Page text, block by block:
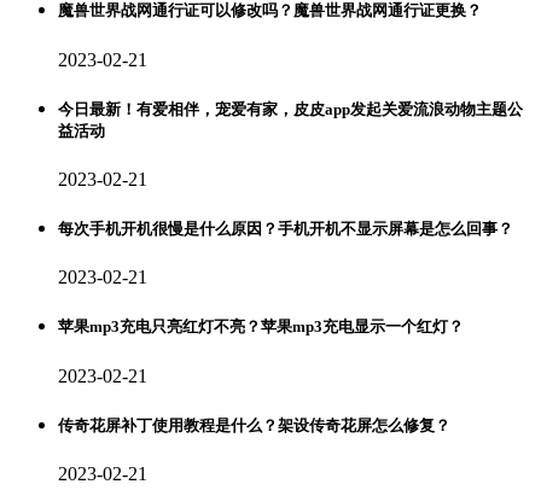
魔兽世界战网通行证可以修改吗？魔兽世界战网通行证更换？
2023-02-21
今日最新！有爱相伴，宠爱有家，皮皮app发起关爱流浪动物主题公
益活动
2023-02-21
每次手机开机很慢是什么原因？手机开机不显示屏幕是怎么回事？
2023-02-21
苹果mp3充电只亮红灯不亮？苹果mp3充电显示一个红灯？
2023-02-21
传奇花屏补丁使用教程是什么？架设传奇花屏怎么修复？
2023-02-21